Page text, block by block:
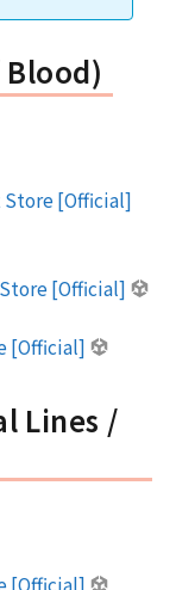
Blood)
Store [Official]
[Official]
[Official]
Lines /
[Official]